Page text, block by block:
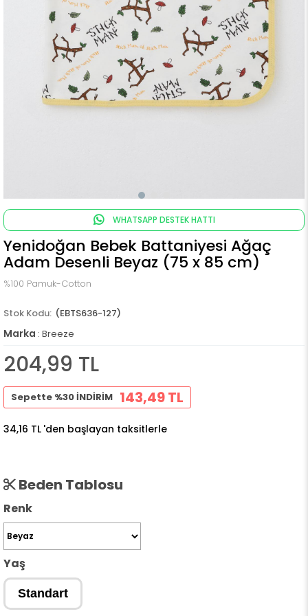
WHATSAPP DESTEK HATTI
Yenidoğan Bebek Battaniyesi Ağaç
Adam Desenli Beyaz (75 x 85 cm)
%100 Pamuk-Cotton
(EBTS636-127)
Marka : Breeze
204,99 TL
Sepette %30 İNDİRİM 143,49 TL
34,16 TL 'den başlayan taksitlerle
Beden Tablosu
Renk
Yaş
Standart